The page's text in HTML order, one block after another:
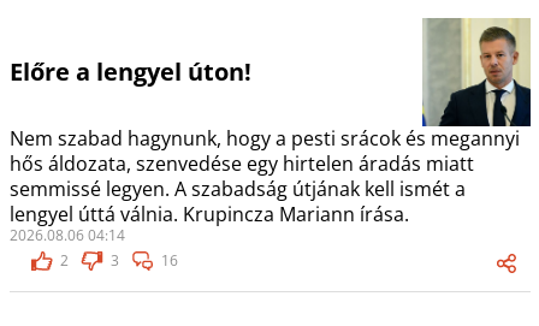
Előre a lengyel úton!
Nem szabad hagynunk, hogy a pesti srácok és megannyi
hős áldozata, szenvedése egy hirtelen áradás miatt
semmissé legyen. A szabadság útjának kell ismét a
lengyel úttá válnia. Krupincza Mariann írása.
2026.08.06 04:14
2
3 16